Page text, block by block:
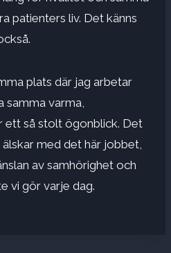
patienters liv. Det känns
plats där jag arbetar
samma varma,
ett så stolt ögonblick. Det
med det här jobbet,
av samhörighet och
vi gör varje dag.